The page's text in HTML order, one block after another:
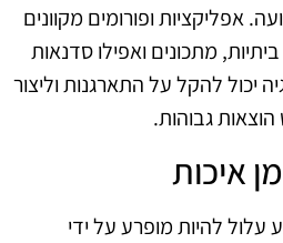
אפליקציות ופורומים מקוונים
מתכונים ואפילו סדנאות
יכול להקל על התארגנות וליצור
גבוהות.
איכות
עלול להיות מופרע על ידי